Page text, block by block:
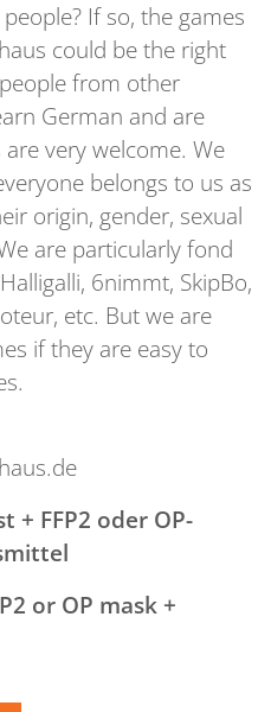
If so, the games
could be the right
from other
German and are
very welcome. We
belongs to us as
origin, gender, sexual
are particularly fond
6nimmt, SkipBo,
etc. But we are
if they are easy to
+ FFP2 oder OP-
or OP mask +